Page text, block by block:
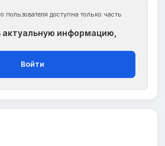
пользователя доступна только часть
актуальную информацию,
Войти